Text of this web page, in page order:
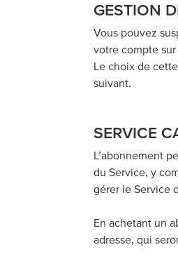
GESTION
Vous pouvez
votre compte
Le choix de
suivant.
SERVICE
L’abonnement
du Service, y
gérer le Service
En achetant un
adresse, qui